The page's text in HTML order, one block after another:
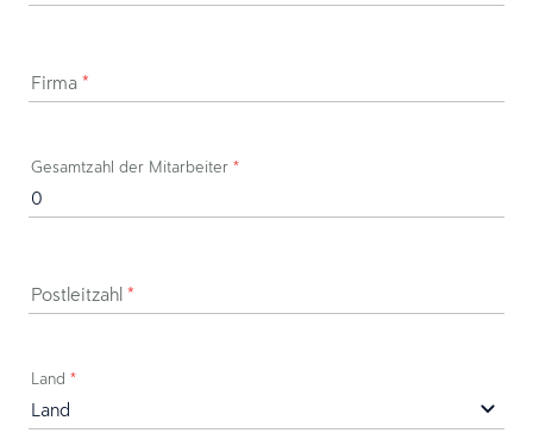
Firma *
Gesamtzahl der Mitarbeiter *
Postleitzahl *
Land *